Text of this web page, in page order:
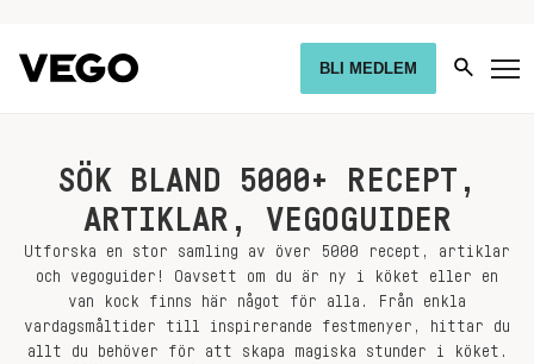
BLI MEDLEM
SÖK BLAND 5000+ RECEPT,
ARTIKLAR, VEGOGUIDER
Utforska en stor samling av över 5000 recept, artiklar
och vegoguider! Oavsett om du är ny i köket eller en
van kock finns här något för alla. Från enkla
vardagsmåltider till inspirerande festmenyer, hittar du
allt du behöver för att skapa magiska stunder i köket.